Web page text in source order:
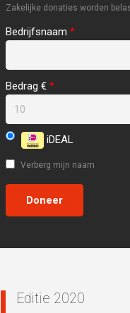
Zakelijke donaties worden
Bedrijfsnaam*
Bedrag €*
iDEAL
Verberg mijn naam
Editie 2020